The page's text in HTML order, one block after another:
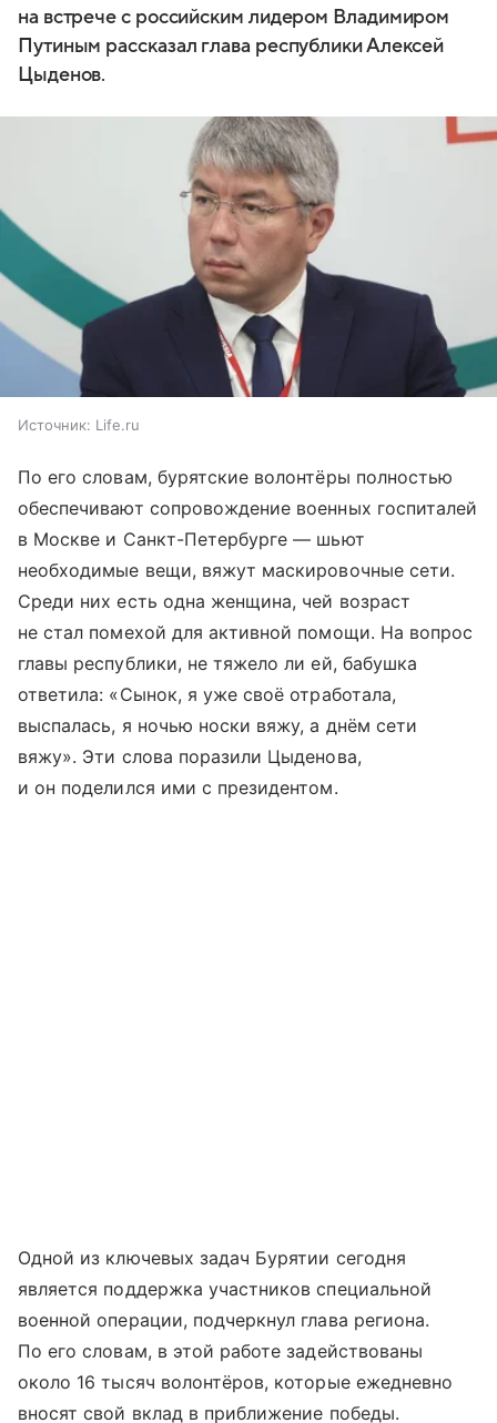
на встрече с российским лидером Владимиром
Путиным рассказал глава республики Алексей
Цыденов.
Источник: Life.ru
По его словам, бурятские волонтёры полностью
обеспечивают сопровождение военных госпиталей
в Москве и Санкт-Петербурге — шьют
необходимые вещи, вяжут маскировочные сети.
Среди них есть одна женщина, чей возраст
не стал помехой для активной помощи. На вопрос
главы республики, не тяжело ли ей, бабушка
ответила: «Сынок, я уже своё отработала,
выспалась, я ночью носки вяжу, а днём сети
вяжу». Эти слова поразили Цыденова,
и он поделился ими с президентом.
Одной из ключевых задач Бурятии сегодня
является поддержка участников специальной
военной операции, подчеркнул глава региона.
По его словам, в этой работе задействованы
около 16 тысяч волонтёров, которые ежедневно
вносят свой вклад в приближение победы.